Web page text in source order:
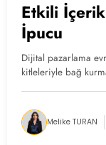
Etkili
İpucu
Dijital pazarlama
kitleleriyle bağ
Melike TURAN